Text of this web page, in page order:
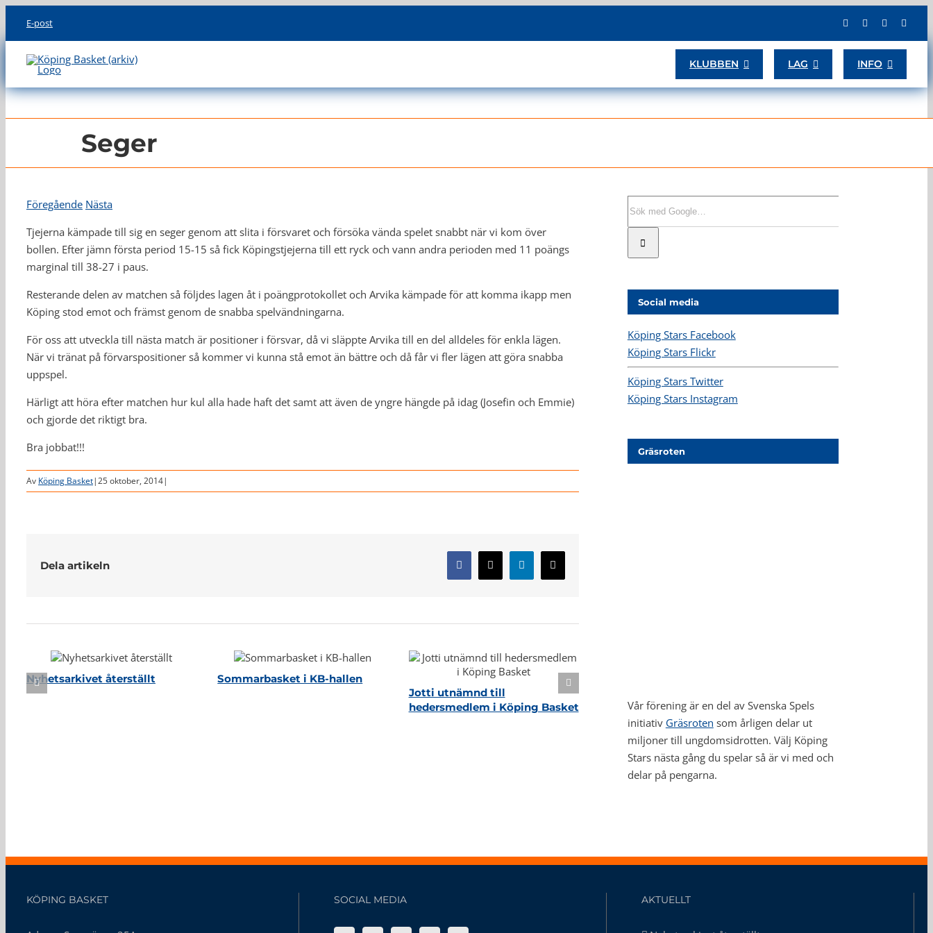
content
E-post
KLUBBEN LAG INFO
Seger
Föregående Nästa
Tjejerna kämpade till sig en seger genom att slita i försvaret och försöka vända spelet snabbt när vi kom över
bollen. Efter jämn första period 15-15 så fick Köpingstjejerna till ett ryck och vann andra perioden med 11 poängs
marginal till 38-27 i paus.
Resterande delen av matchen så följdes lagen åt i poängprotokollet och Arvika kämpade för att komma ikapp men
Köping stod emot och främst genom de snabba spelvändningarna.
För oss att utveckla till nästa match är positioner i försvar, då vi släppte Arvika till en del alldeles för enkla lägen.
När vi tränat på förvarspositioner så kommer vi kunna stå emot än bättre och då får vi fler lägen att göra snabba
uppspel.
Härligt att höra efter matchen hur kul alla hade haft det samt att även de yngre hängde på idag (Josefin och Emmie)
och gjorde det riktigt bra.
Bra jobbat!!!
Av Köping Basket|25 oktober, 2014|
Dela artikeln Facebook
X LinkedIn
E-
post
Nyhetsarkivet återställt
Sommarbasket i KB-hallen
Jotti utnämnd till
hedersmedlem i Köping Basket
Social media
Köping Stars Facebook
Köping Stars Flickr
Köping Stars Twitter
Köping Stars Instagram
Gräsroten
Vår förening är en del av Svenska Spels
initiativ Gräsroten som årligen delar ut
miljoner till ungdomsidrotten. Välj Köping
Stars nästa gång du spelar så är vi med och
delar på pengarna.
KÖPING BASKET SOCIAL MEDIA AKTUELLT